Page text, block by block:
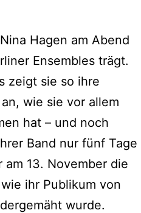
Hagen am Abend
Ensembles trägt.
zeigt sie so ihre
wie sie vor allem
hat – und noch
Band nur fünf Tage
13. November die
ihr Publikum von
wurde.